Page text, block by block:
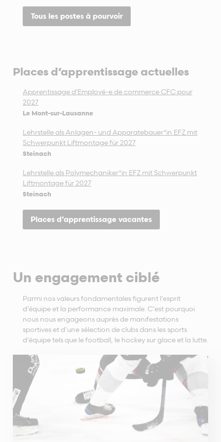
Tous les postes à pourvoir
Places d’apprentissage actuelles
Apprentissage d'Employé-e de commerce CFC pour
2027
Le Mont-sur-Lausanne
Lehrstelle als Anlagen- und Apparatebauer*in EFZ mit
Schwerpunkt Liftmontage für 2027
Steinach
Lehrstelle als Polymechaniker*in EFZ mit Schwerpunkt
Liftmontage für 2027
Steinach
Places d’apprentissage vacantes
Un engagement ciblé
Parmi nos valeurs fondamentales figurent l’esprit
d’équipe et la performance maximale. C’est pourquoi
nous nous engageons auprès de manifestations
sportives et d’une sélection de clubs dans les sports
d’équipe tels que le football, le hockey sur glace et la lutte.